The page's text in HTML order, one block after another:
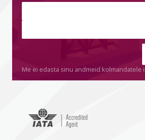
Me ei edasta sinu andmeid kolmandatele